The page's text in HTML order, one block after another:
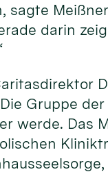
sagte
darin
Gruppe
werde. Das